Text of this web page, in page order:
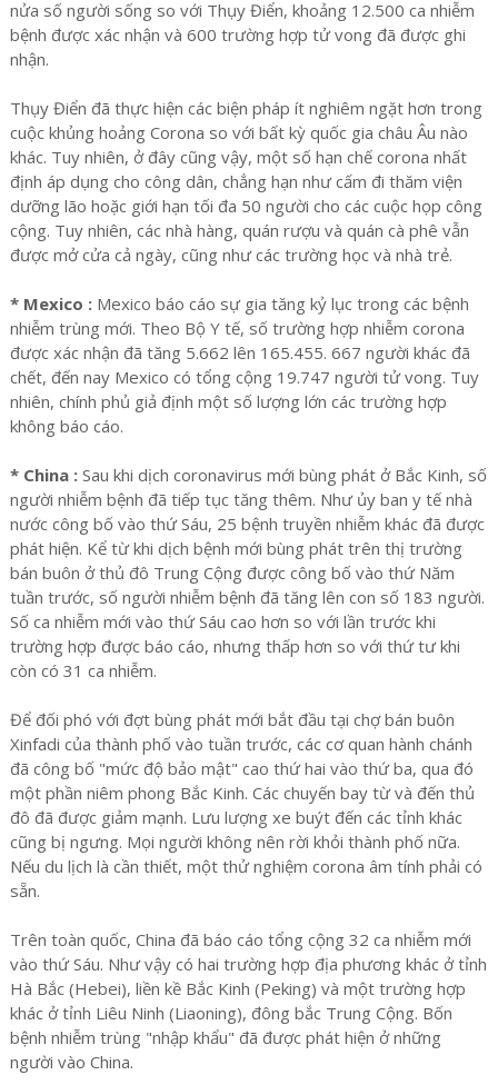
nửa số người sống so với Thụy Điển, khoảng 12.500 ca nhiễm
bệnh được xác nhận và 600 trường hợp tử vong đã được ghi
nhận.
Thụy Điển đã thực hiện các biện pháp ít nghiêm ngặt hơn trong
cuộc khủng hoảng Corona so với bất kỳ quốc gia châu Âu nào
khác. Tuy nhiên, ở đây cũng vậy, một số hạn chế corona nhất
định áp dụng cho công dân, chẳng hạn như cấm đi thăm viện
dưỡng lão hoặc giới hạn tối đa 50 người cho các cuộc họp công
cộng. Tuy nhiên, các nhà hàng, quán rượu và quán cà phê vẫn
được mở cửa cả ngày, cũng như các trường học và nhà trẻ.
* Mexico :Mexico báo cáo sự gia tăng kỷ lục trong các bệnh
nhiễm trùng mới. Theo Bộ Y tế, số trường hợp nhiễm corona
được xác nhận đã tăng 5.662 lên 165.455. 667 người khác đã
chết, đến nay Mexico có tổng cộng 19.747 người tử vong. Tuy
nhiên, chính phủ giả định một số lượng lớn các trường hợp
không báo cáo.
* China :Sau khi dịch coronavirus mới bùng phát ở Bắc Kinh, số
người nhiễm bệnh đã tiếp tục tăng thêm. Như ủy ban y tế nhà
nước công bố vào thứ Sáu, 25 bệnh truyền nhiễm khác đã được
phát hiện. Kể từ khi dịch bệnh mới bùng phát trên thị trường
bán buôn ở thủ đô Trung Cộng được công bố vào thứ Năm
tuần trước, số người nhiễm bệnh đã tăng lên con số 183 người.
Số ca nhiễm mới vào thứ Sáu cao hơn so với lần trước khi
trường hợp được báo cáo, nhưng thấp hơn so với thứ tư khi
còn có 31 ca nhiễm.
Để đối phó với đợt bùng phát mới bắt đầu tại chợ bán buôn
Xinfadi của thành phố vào tuần trước, các cơ quan hành chánh
đã công bố "mức độ bảo mật" cao thứ hai vào thứ ba, qua đó
một phần niêm phong Bắc Kinh. Các chuyến bay từ và đến thủ
đô đã được giảm mạnh. Lưu lượng xe buýt đến các tỉnh khác
cũng bị ngưng. Mọi người không nên rời khỏi thành phố nữa.
Nếu du lịch là cần thiết, một thử nghiệm corona âm tính phải có
sẵn.
Trên toàn quốc, China đã báo cáo tổng cộng 32 ca nhiễm mới
vào thứ Sáu. Như vậy có hai trường hợp địa phương khác ở tỉnh
Hà Bắc (Hebei), liền kề Bắc Kinh (Peking) và một trường hợp
khác ở tỉnh Liêu Ninh (Liaoning), đông bắc Trung Cộng. Bốn
bệnh nhiễm trùng "nhập khẩu" đã được phát hiện ở những
người vào China.